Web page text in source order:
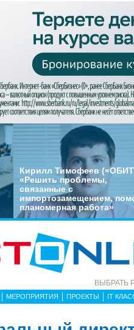
Кирилл Тимофеев
«Решить проблемы,
связанные с
импортозамещением,
планомерная работа»
ВЫБРАТЬ
МЕРОПРИЯТИЯ ПРОЕКТЫ IT